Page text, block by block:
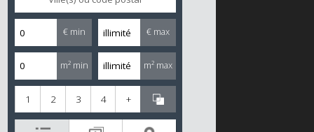
€ min € max
m² min m² max
1 2 3 4 +